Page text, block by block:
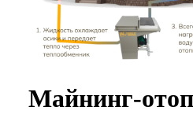
Майнинг-